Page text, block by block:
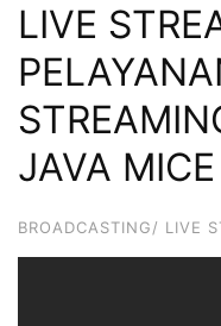
LIVE
JAVA
BROADCASTING/ LIVE